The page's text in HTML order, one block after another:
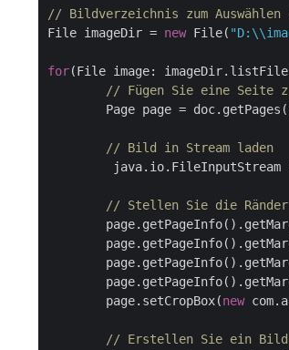
// Bildverzeichnis zum Auswählen
File imageDir = new File(
for(File image:
// Fügen Sie eine Seite
Page page =
// Bild in Stream laden
java.io.FileInputStream
// Stellen Sie die
	page.setCropBox(
new
// Erstellen Sie ein